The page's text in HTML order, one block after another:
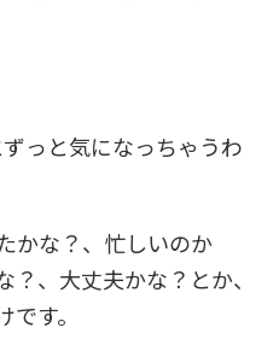
っと気になっちゃうわ
かな？、忙しいのか
、大丈夫かな？とか、
す。